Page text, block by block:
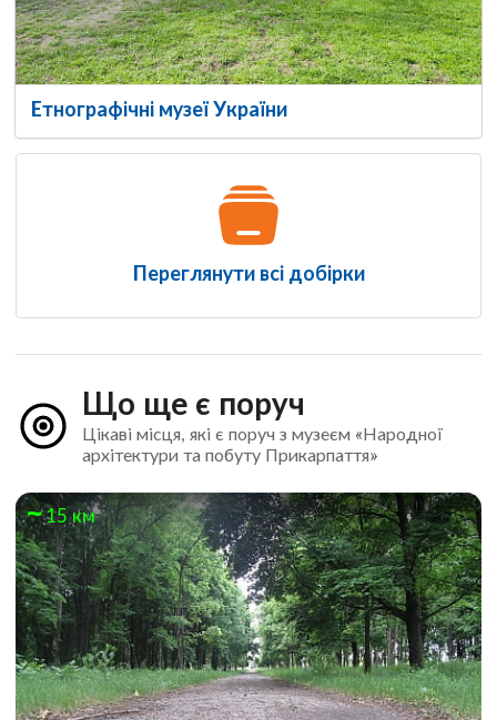
Етнографічні музеї України
Переглянути всі добірки
Що ще є поруч
Цікаві місця, які є поруч з музеєм «Народної
архітектури та побуту Прикарпаття»
15 км